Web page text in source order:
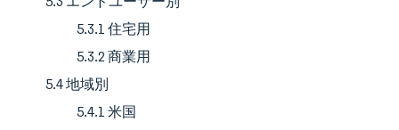
5.3.1 住宅用
5.3.2 商業用
5.4 地域別
5.4.1 米国